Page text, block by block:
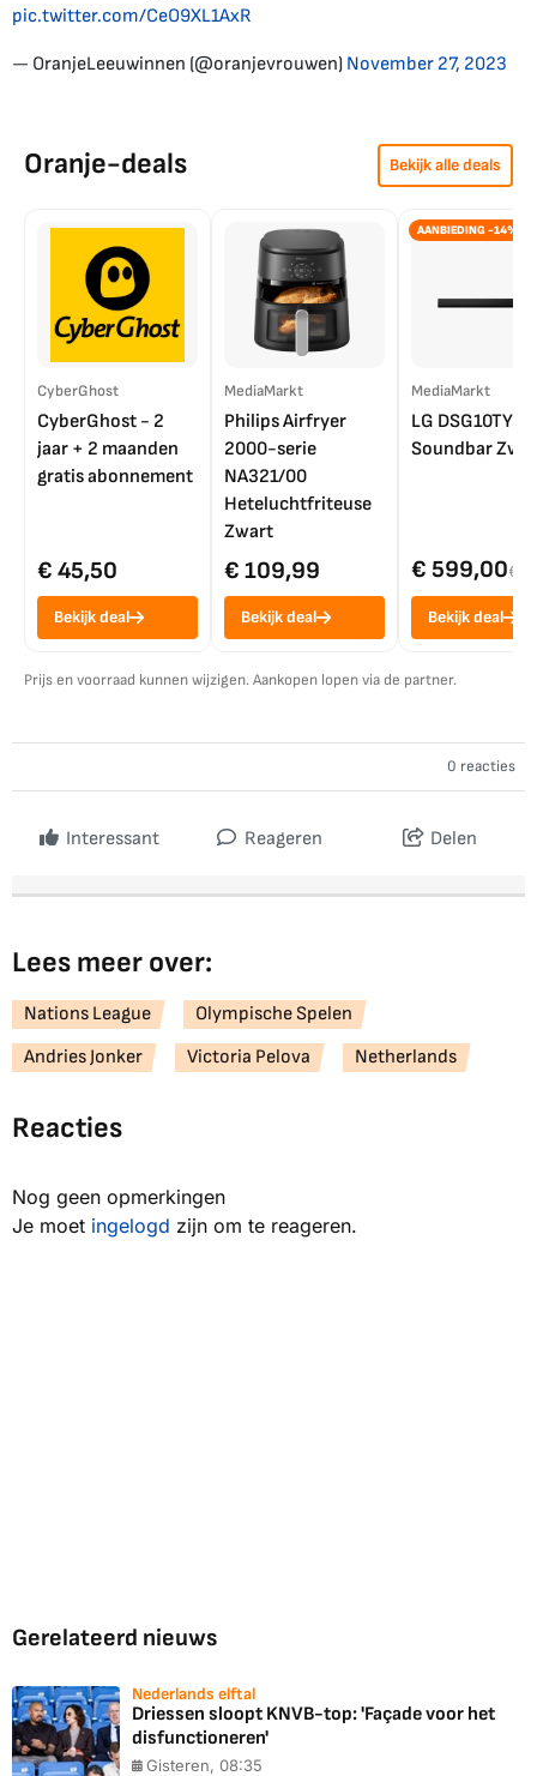
pic.twitter.com/CeO9XL1AxR
— OranjeLeeuwinnen (@oranjevrouwen) November 27, 2023
Oranje-deals Bekijk alle deals
CyberGhost
CyberGhost - 2
jaar + 2 maanden
gratis abonnement
€ 45,50
Bekijk deal
MediaMarkt
Philips Airfryer
2000-serie
NA321/00
Heteluchtfriteuse
Zwart
€ 109,99
Bekijk deal
AANBIEDING -14%
MediaMarkt
LG DSG10TY
Soundbar
€ 599,00€
Bekijk deal
Prijs en voorraad kunnen wijzigen. Aankopen lopen via de partner.
0 reacties
Interessant Reageren Delen
Lees meer over:
Nations League
Olympische Spelen
Andries Jonker
Victoria Pelova Netherlands
Reacties
Nog geen opmerkingen
Je moet ingelogd zijn om te reageren.
Gerelateerd nieuws
Nederlands elftal
Driessen sloopt KNVB-top: 'Façade voor het
disfunctioneren'
Gisteren, 08:35